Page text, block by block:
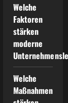
Welche
Faktoren
stärken
moderne
Welche
Maßnahmen